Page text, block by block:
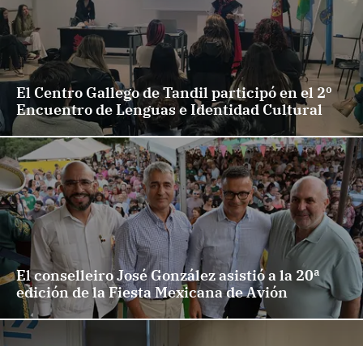
El Centro Gallego de Tandil participó en el 2º
Encuentro de Lenguas e Identidad Cultural
El conselleiro José González asistió a la 20ª
edición de la Fiesta Mexicana de Avión